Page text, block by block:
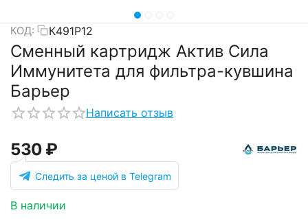
КОД: К491Р12
Сменный картридж Актив Сила
Иммунитета для фильтра-кувшина
Барьер
Написать отзыв
‍530‍ ₽
Следить за ценой в Telegram
В наличии